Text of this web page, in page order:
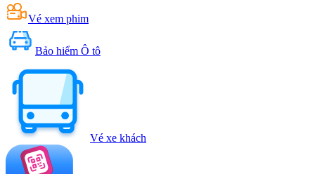
Vé xem phim
Bảo hiểm Ô tô
Vé xe khách